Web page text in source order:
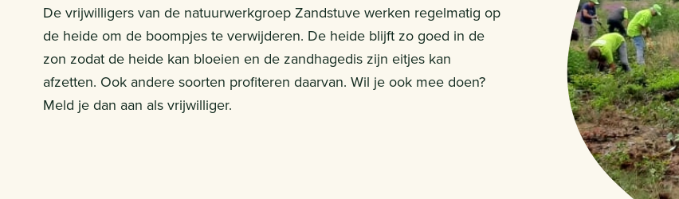
De vrijwilligers van de natuurwerkgroep Zandstuve werken regelmatig op
de heide om de boompjes te verwijderen. De heide blijft zo goed in de
zon zodat de heide kan bloeien en de zandhagedis zijn eitjes kan
afzetten. Ook andere soorten profiteren daarvan. Wil je ook mee doen?
Meld je dan aan als vrijwilliger.